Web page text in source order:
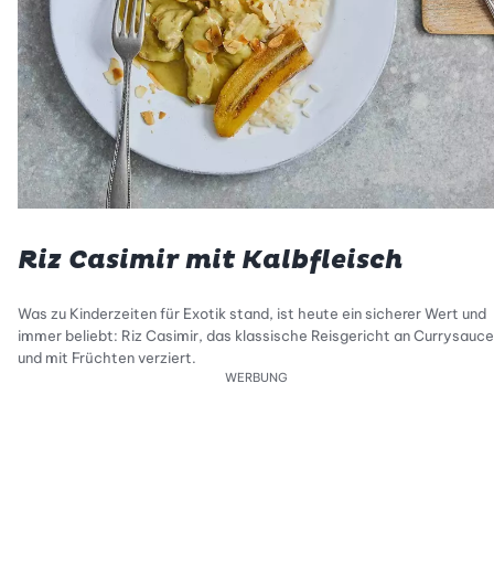
Riz Casimir mit Kalbfleisch
Was zu Kinderzeiten für Exotik stand, ist heute ein sicherer Wert und
immer beliebt: Riz Casimir, das klassische Reisgericht an Currysauce
und mit Früchten verziert.
WERBUNG